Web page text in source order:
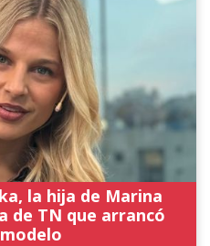
la hija de Marina
de TN que arrancó